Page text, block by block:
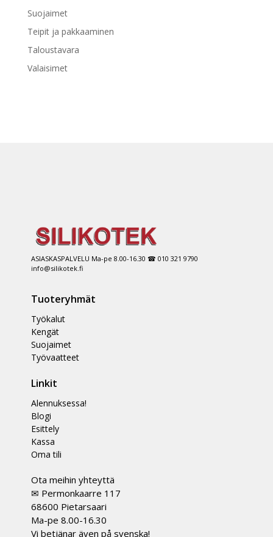
Suojaimet
Teipit ja pakkaaminen
Taloustavara
Valaisimet
ASIASKASPALVELU Ma-pe 8.00-16.30 ☎ 010 321 9790
info@silikotek.fi
Tuoteryhmät
Työkalut
Kengät
Suojaimet
Työvaatteet
Linkit
Alennuksessa!
Blogi
Esittely
Kassa
Oma tili
Ota meihin yhteyttä
✉ Permonkaarre 117
68600 Pietarsaari
Ma-pe 8.00-16.30
Vi betjänar även på svenska!